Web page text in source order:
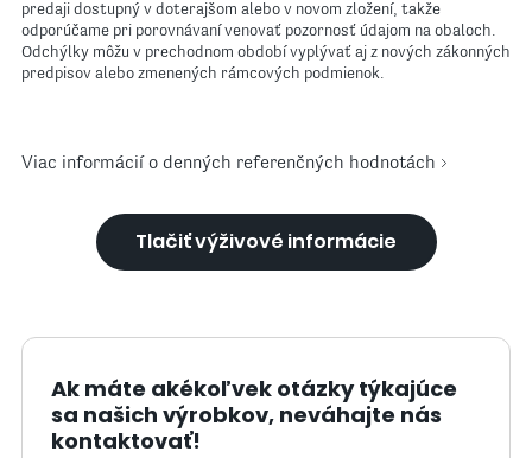
predaji dostupný v doterajšom alebo v novom zložení, takže
odporúčame pri porovnávaní venovať pozornosť údajom na obaloch.
Odchýlky môžu v prechodnom období vyplývať aj z nových zákonných
predpisov alebo zmenených rámcových podmienok.
Viac informácií o denných referenčných hodnotách
Tlačiť výživové informácie
Ak máte akékoľvek otázky týkajúce
sa našich výrobkov, neváhajte nás
kontaktovať!